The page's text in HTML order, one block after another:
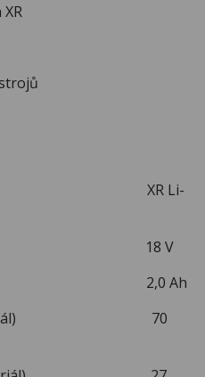
XR Li-
18 V
2,0 Ah
materiál) 70